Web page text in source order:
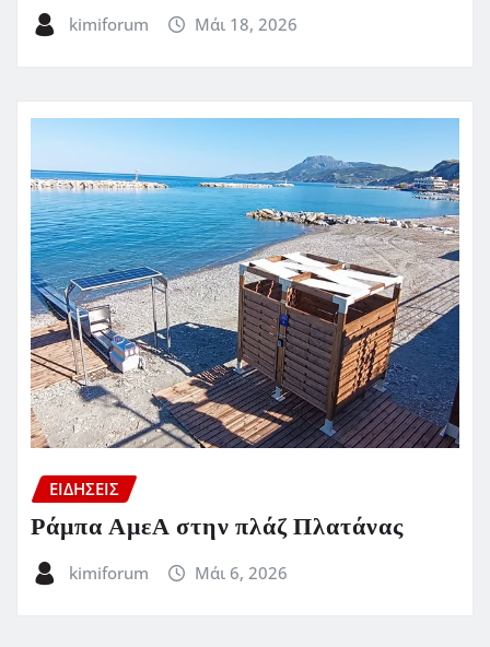
kimiforum Μάι 18, 2026
ΕΙΔΗΣΕΙΣ
Ράμπα ΑμεΑ στην πλάζ Πλατάνας
kimiforum Μάι 6, 2026